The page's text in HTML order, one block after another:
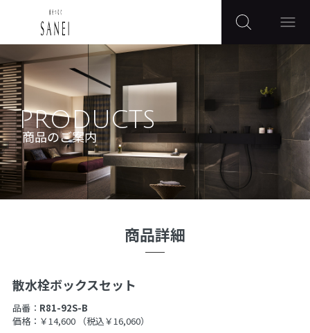
PRODUCTS
商品のご案内
商品詳細
散水栓ボックスセット
品番： R81-92S-B
価格：￥14,600
（税込￥16,060）